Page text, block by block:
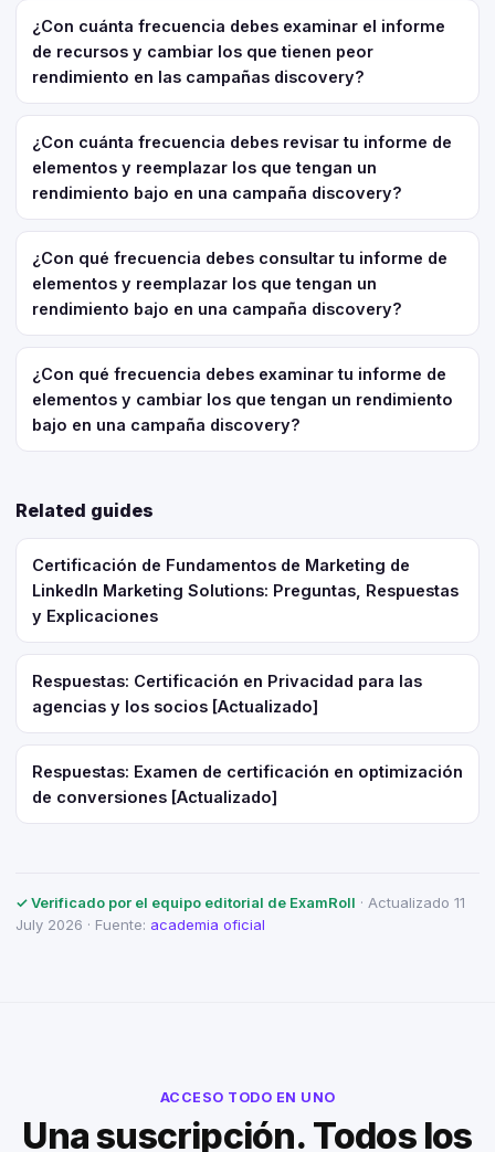
¿Con cuánta frecuencia debes examinar el informe
de recursos y cambiar los que tienen peor
rendimiento en las campañas discovery?
¿Con cuánta frecuencia debes revisar tu informe de
elementos y reemplazar los que tengan un
rendimiento bajo en una campaña discovery?
¿Con qué frecuencia debes consultar tu informe de
elementos y reemplazar los que tengan un
rendimiento bajo en una campaña discovery?
¿Con qué frecuencia debes examinar tu informe de
elementos y cambiar los que tengan un rendimiento
bajo en una campaña discovery?
Related guides
Certificación de Fundamentos de Marketing de
LinkedIn Marketing Solutions: Preguntas, Respuestas
y Explicaciones
Respuestas: Certificación en Privacidad para las
agencias y los socios [Actualizado]
Respuestas: Examen de certificación en optimización
de conversiones [Actualizado]
✓ Verificado por el equipo editorial de ExamRoll · Actualizado 11
July 2026 · Fuente: academia oficial
ACCESO TODO EN UNO
Una suscripción. Todos los